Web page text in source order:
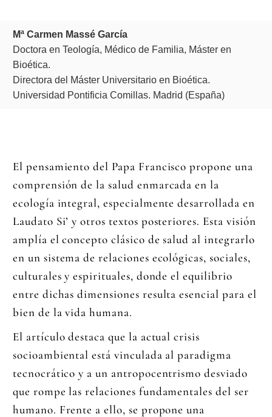
Mª Carmen Massé García
Doctora en Teología, Médico de Familia, Máster en
Bioética.
Directora del Máster Universitario en Bioética.
Universidad Pontificia Comillas. Madrid (España)
El pensamiento del Papa Francisco propone una
comprensión de la salud enmarcada en la
ecología integral, especialmente desarrollada en
Laudato Si’ y otros textos posteriores. Esta visión
amplía el concepto clásico de salud al integrarlo
en un sistema de relaciones ecológicas, sociales,
culturales y espirituales, donde el equilibrio
entre dichas dimensiones resulta esencial para el
bien de la vida humana.
El artículo destaca que la actual crisis
socioambiental está vinculada al paradigma
tecnocrático y a un antropocentrismo desviado
que rompe las relaciones fundamentales del ser
humano. Frente a ello, se propone una